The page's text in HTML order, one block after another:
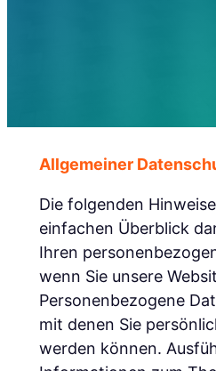
Allgemeiner
Die folgenden
einfachen Überblick
Ihren
wenn Sie unsere
Personenbezogene
mit denen Sie
werden können.